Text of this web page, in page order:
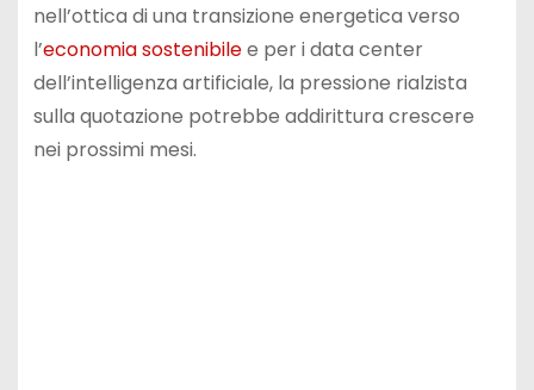
nell’ottica di una transizione energetica verso
l’economia sostenibilee per i data center
dell’intelligenza artificiale, la pressione rialzista
sulla quotazione potrebbe addirittura crescere
nei prossimi mesi.